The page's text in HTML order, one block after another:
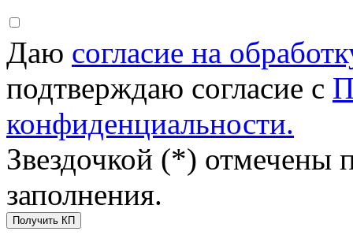
Даю согласие на
подтверждаю согласие с
конфиденциальности.
Звездочкой (*) отмечены
заполнения.
Получить КП